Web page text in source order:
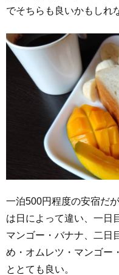
でそちらも良いかもしれ
一泊500円程度の安宿だ
は日によって違い、一日
マンゴー・バナナ、二日
め・オムレツ・マンゴー
ととても良い。